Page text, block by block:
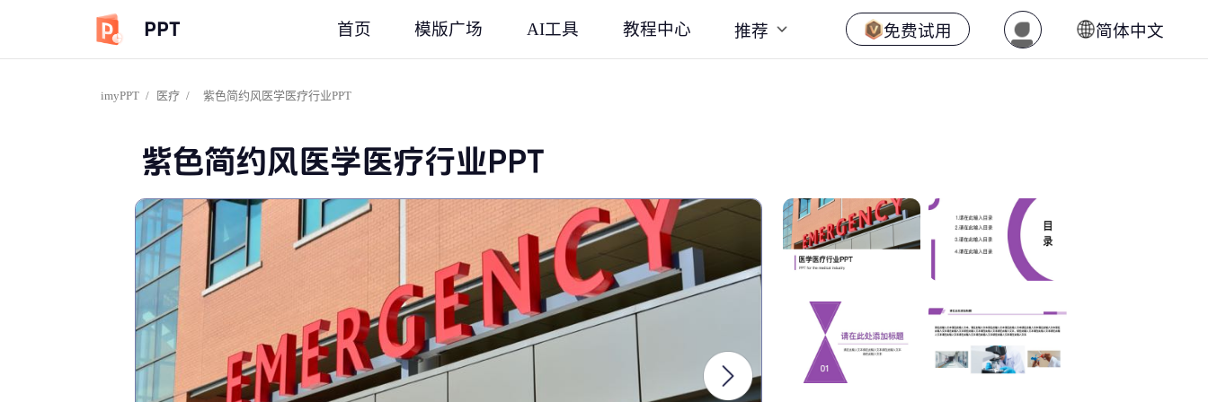
PPT 首页 模版广场 AI工具 教程中心 推荐 免费试用 简体中文
imyPPT / 医疗 / 紫色简约风医学医疗行业PPT
紫色简约风医学医疗行业PPT